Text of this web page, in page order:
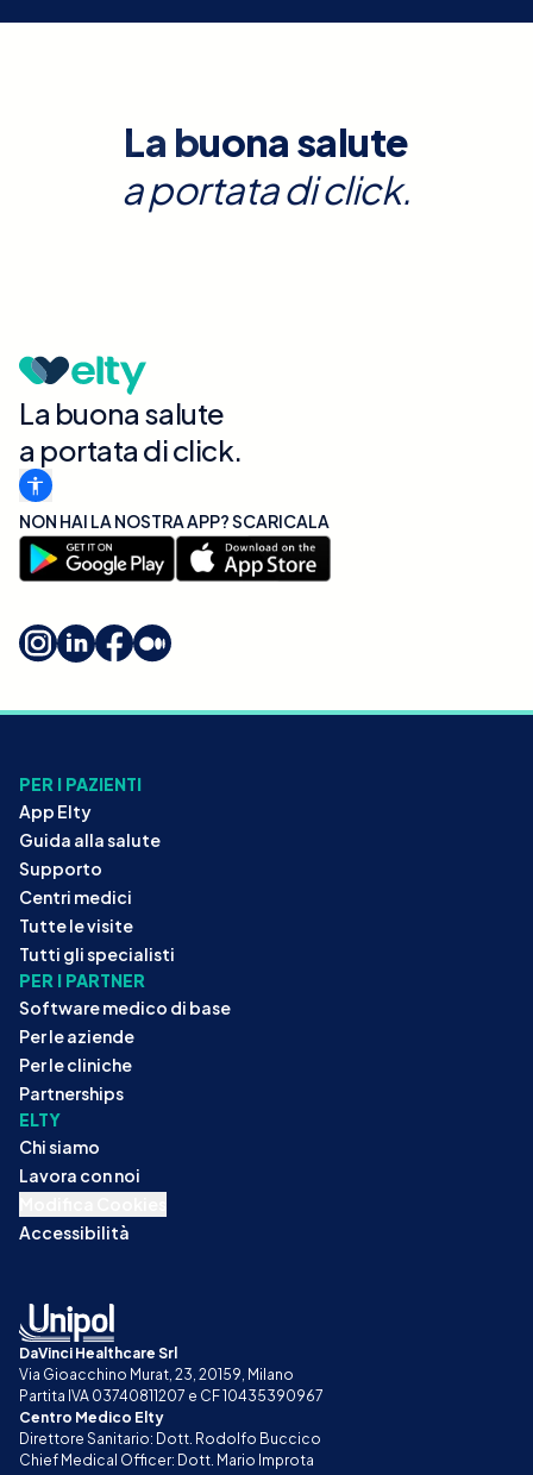
La buona salute
a portata di click.
La buona salute
a portata di click.
NON HAI LA NOSTRA APP? SCARICALA
PER I PAZIENTI
App Elty
Guida alla salute
Supporto
Centri medici
Tutte le visite
Tutti gli specialisti
PER I PARTNER
Software medico di base
Per le aziende
Per le cliniche
Partnerships
ELTY
Chi siamo
Lavora con noi
Accessibilità
DaVinci Healthcare Srl
Via Gioacchino Murat, 23, 20159, Milano
Partita IVA 03740811207 e CF 10435390967
Centro Medico Elty
Direttore Sanitario: Dott. Rodolfo Buccico
Chief Medical Officer: Dott. Mario Improta